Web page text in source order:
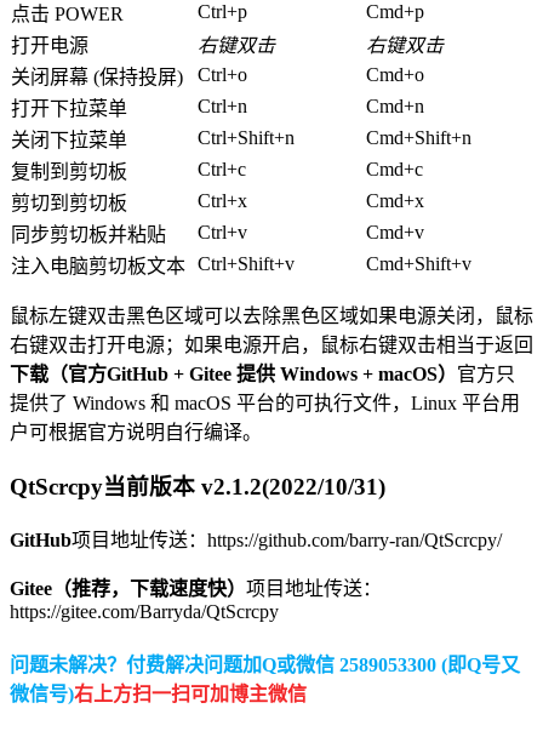
点击 POWER Ctrl+p
Cmd+p
打开电源
右键双击
右键双击
关闭屏幕 (保持投屏)
Ctrl+o
Cmd+o
打开下拉菜单
Ctrl+n
Cmd+n
关闭下拉菜单
Ctrl+Shift+n
Cmd+Shift+n
复制到剪切板
Ctrl+c
Cmd+c
剪切到剪切板
Ctrl+x
Cmd+x
同步剪切板并粘贴
Ctrl+v
Cmd+v
注入电脑剪切板文本 Ctrl+Shift+v Cmd+Shift+v
鼠标左键双击黑色区域可以去除黑色区域如果电源关闭，鼠标
右键双击打开电源；如果电源开启，鼠标右键双击相当于返回
下载（官方GitHub + Gitee 提供 Windows + macOS） 官方只
提供了 Windows 和 macOS 平台的可执行文件，Linux 平台用
户可根据官方说明自行编译。
QtScrcpy当前版本 v2.1.2(2022/10/31)
GitHub项目地址传送：https://github.com/barry-ran/QtScrcpy/
Gitee（推荐，下载速度快） 项目地址传送：
https://gitee.com/Barryda/QtScrcpy
问题未解决？付费解决问题加Q或微信 2589053300 (即Q号又
微信号)右上方扫一扫可加博主微信